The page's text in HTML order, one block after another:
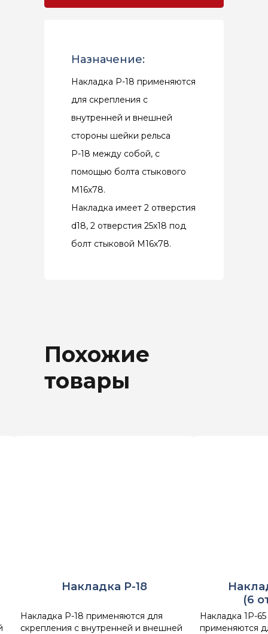
Назначение:
Накладка Р-18 применяются
для скрепления с
внутренней и внешней
стороны шейки рельса
Р-18 между собой, с
помощью болта стыкового
М16х78.
Накладка имеет 2 отверстия
d18, 2 отверстия 25х18 под
болт стыковой М16х78.
Похожие
товары
Накладка Р-18
Накладка Р-18 применяются для
скрепления с внутренней и внешней
(6
Накладка 1Р-
применяются